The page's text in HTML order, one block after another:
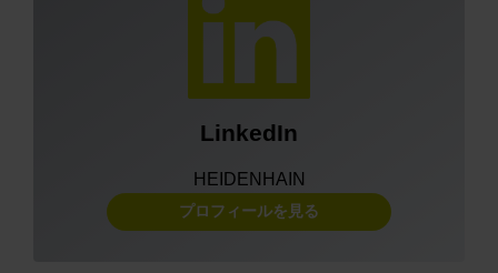
LinkedIn
HEIDENHAIN
プロフィールを見る